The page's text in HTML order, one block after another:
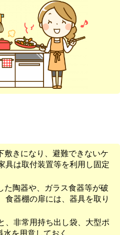
敷きになり、避難できないケ
具は取付装置等を利用し固定
た陶器や、ガラス食器等が破
食器棚の扉には、器具を取り
、非常用持ち出し袋、大型ポ
を用意しておく。